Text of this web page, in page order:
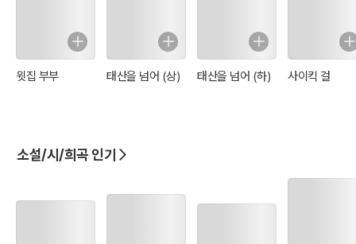
윗집 부부 태산을 넘어 (상) 태산을 넘어 (하) 사이킥 걸
소설/시/희곡 인기